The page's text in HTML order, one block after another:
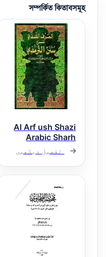
সম্পর্কিত কিতাবসমূহ
Al Arf ush Shazi
Arabic Sharh
Tirmezi العرف
الشذی عربی شرح
سنن الترمذی
تفصیل دیکھیں